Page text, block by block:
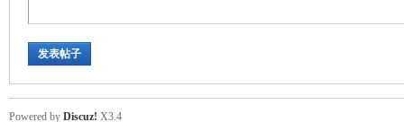
发表帖子
Powered by Discuz! X3.4